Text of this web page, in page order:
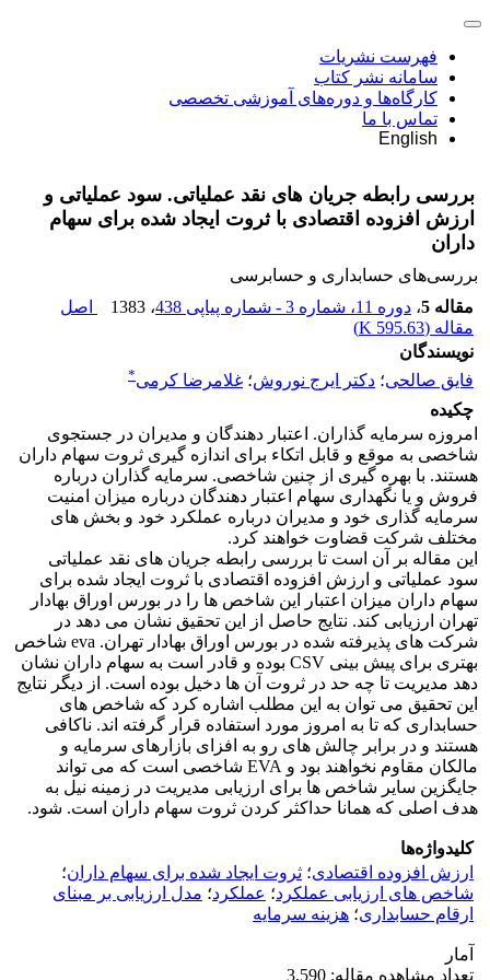
فهرست نشریات
سامانه نشر کتاب
کارگاه‌ها و دوره‌های آموزشی تخصصی
تماس با ما
English
بررسی رابطه جریان های نقد عملیاتی. سود عملیاتی و
ارزش افزوده اقتصادی با ثروت ایجاد شده برای سهام
داران
بررسی‏‌های حسابداری و حسابرسی
مقاله 5
، دوره 11، شماره 3 - شماره پیاپی 438 ، 1383
اصل
مقاله (595.63 K
)
نویسندگان
فایق صالحی؛ دکتر ایرج نوروش؛ غلامرضا کرمی*
چکیده
امروزه سرمایه گذاران. اعتبار دهندگان و مدیران در جستجوی
شاخصی به موقع و قابل اتکاء برای اندازه گیری ثروت سهام داران
هستند. با بهره گیری از چنین شاخصی. سرمایه گذاران درباره
فروش و یا نگهداری سهام اعتبار دهندگان درباره میزان امنیت
سرمایه گذاری خود و مدیران درباره عملکرد خود و بخش های
مختلف شرکت قضاوت خواهند کرد.
این مقاله بر آن است تا بررسی رابطه جریان های نقد عملیاتی
سود عملیاتی و ارزش افزوده اقتصادی با ثروت ایجاد شده برای
سهام داران میزان اعتبار این شاخص ها را در بورس اوراق بهادار
تهران ارزیابی کند. نتایج حاصل از این تحقیق نشان می دهد در
شرکت های پذیرفته شده در بورس اوراق بهادار تهران. eva شاخص
بهتری برای پیش بینی CSV بوده و قادر است به سهام داران نشان
دهد مدیریت تا چه حد در ثروت آن ها دخیل بوده است. از دیگر نتایج
این تحقیق می توان به این مطلب اشاره کرد که شاخص های
حسابداری که تا به امروز مورد استفاده قرار گرفته اند. ناکافی
هستند و در برابر چالش های رو به افزای بازارهای سرمایه و
مالکان مقاوم نخواهند بود و EVA شاخصی است که می تواند
جایگزین سایر شاخص ها برای ارزیابی مدیریت در زمینه نیل به
هدف اصلی که همانا حداکثر کردن ثروت سهام داران است. شود.
کلیدواژه‌ها
ارزش افزوده اقتصادی؛ ثروت ایجاد شده برای سهام داران؛
شاخص های ارزیابی عملکرد؛ عملکرد؛ مدل ارزیابی بر مبنای
ارقام حسابداری؛ هزینه سرمایه
آمار
تعداد مشاهده مقاله: 3,590